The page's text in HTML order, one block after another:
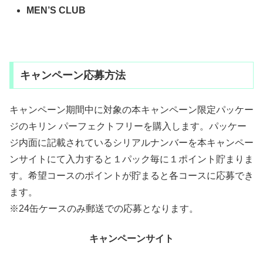
MEN’S CLUB
キャンペーン応募方法
キャンペーン期間中に対象の本キャンペーン限定パッケー
ジのキリン パーフェクトフリーを購入します。パッケー
ジ内面に記載されているシリアルナンバーを本キャンペー
ンサイトにて入力すると１パック毎に１ポイント貯まりま
す。希望コースのポイントが貯まると各コースに応募でき
ます。
※24缶ケースのみ郵送での応募となります。
キャンペーンサイト